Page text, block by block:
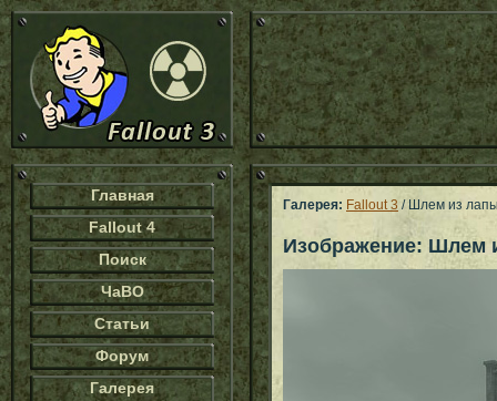
Главная
Fallout 4
Поиск
ЧаВО
Статьи
Форум
Галерея
Галерея: Fallout 3 / Шлем из
Изображение: Шлем